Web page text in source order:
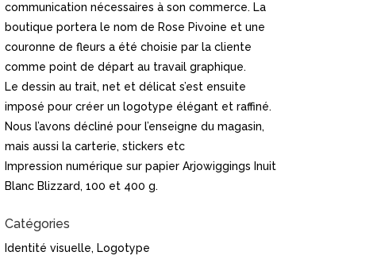
communication nécessaires à son commerce. La
boutique portera le nom de Rose Pivoine et une
couronne de fleurs a été choisie par la cliente
comme point de départ au travail graphique.
Le dessin au trait, net et délicat s’est ensuite
imposé pour créer un logotype élégant et raffiné.
Nous l’avons décliné pour l’enseigne du magasin,
mais aussi la carterie, stickers etc
Impression numérique sur papier Arjowiggings Inuit
Blanc Blizzard, 100 et 400 g.
Catégories
Identité visuelle, Logotype